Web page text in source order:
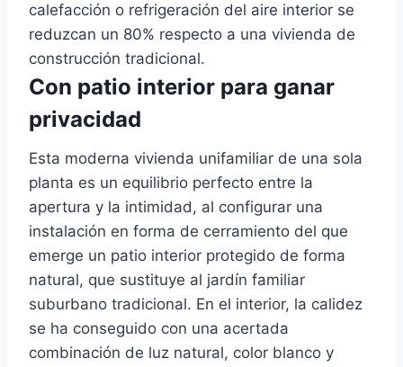
calefacción o refrigeración del aire interior se
reduzcan un 80% respecto a una vivienda de
construcción tradicional.
Con patio interior para ganar
privacidad
Esta moderna vivienda unifamiliar de una sola
planta es un equilibrio perfecto entre la
apertura y la intimidad, al configurar una
instalación en forma de cerramiento del que
emerge un patio interior protegido de forma
natural, que sustituye al jardín familiar
suburbano tradicional. En el interior, la calidez
se ha conseguido con una acertada
combinación de luz natural, color blanco y